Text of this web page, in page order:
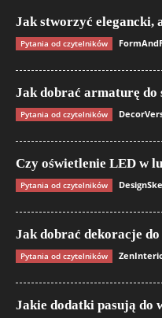
Jak stworzyć elegancki,
Pytania od czytelników
Jak dobrać armaturę do
Pytania od czytelników
Czy oświetlenie LED w
Pytania od czytelników
Jak dobrać dekoracje
Pytania od czytelników
Jakie dodatki pasują do